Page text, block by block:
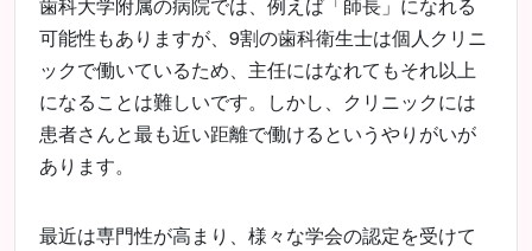
可能性もありますが、9割の歯科衛生士は個人クリニ
ックで働いているため、主任にはなれてもそれ以上
になることは難しいです。しかし、クリニックには
患者さんと最も近い距離で働けるというやりがいが
あります。
最近は専門性が高まり、様々な学会の認定を受けて